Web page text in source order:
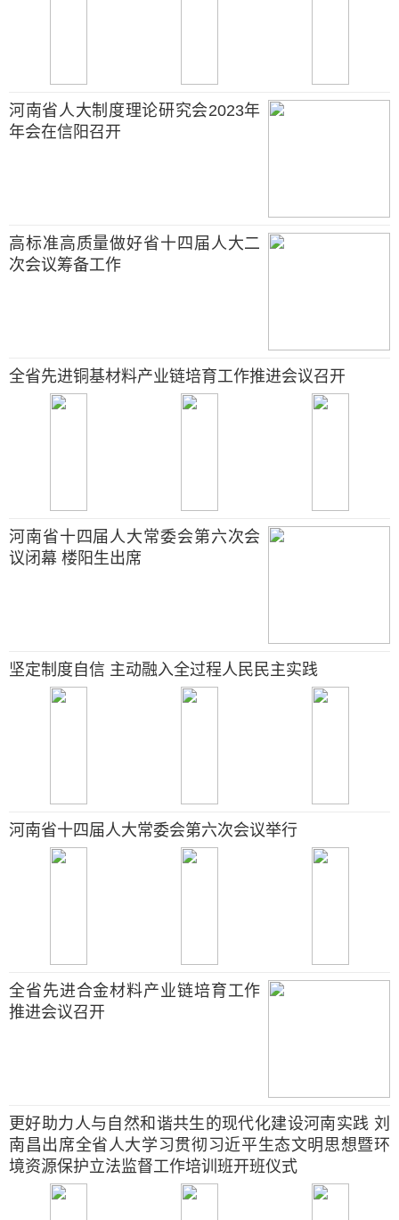
河南省人大制度理论研究会2023年
年会在信阳召开
高标准高质量做好省十四届人大二
次会议筹备工作
全省先进铜基材料产业链培育工作推进会议召开
河南省十四届人大常委会第六次会
议闭幕 楼阳生出席
坚定制度自信 主动融入全过程人民民主实践
河南省十四届人大常委会第六次会议举行
全省先进合金材料产业链培育工作
推进会议召开
更好助力人与自然和谐共生的现代化建设河南实践 刘
南昌出席全省人大学习贯彻习近平生态文明思想暨环
境资源保护立法监督工作培训班开班仪式